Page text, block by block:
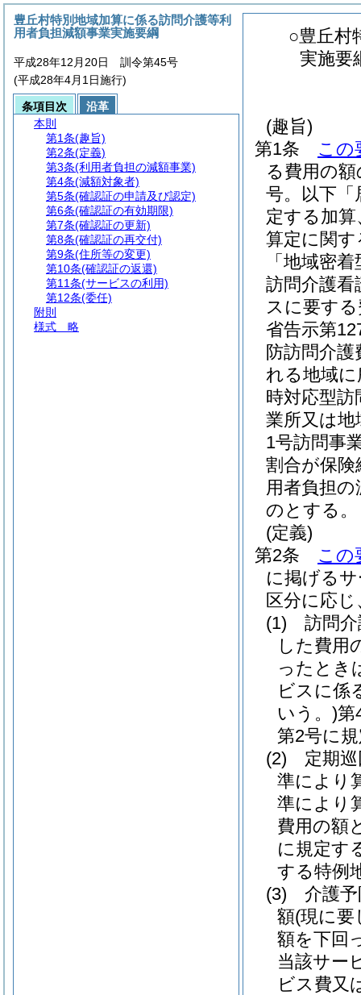
○豊丘村
実施要
(趣旨)
第1条
この
る費用の
号。以下「
定する加
算定に関す
「地域密
訪問介護看
スに要す
省告示第
防訪問介
れる地域に
時対応型
業所又は地
1号訪問事
割合が保
用者負担
のとする。
(定義)
第2条
この
に掲げる
区分に応
(1)
訪問
した費用
ったとき
ビスに係
いう。)第
第2号に
(2)
定期
準により
準により
費用の額
に規定す
する特例
(3)
介護
額(現に要
額を下回
当該サー
ビス費又
豊丘村特別地域加算に係る訪問介護等利
用者負担減額事業実施要綱
平成28年12月20日 訓令第45号
(平成28年4月1日施行)
条項目次
沿革
本則
第1条(趣旨)
第2条(定義)
第3条(利用者負担の減額事業)
第4条(減額対象者)
第5条(確認証の申請及び認定)
第6条(確認証の有効期限)
第7条(確認証の更新)
第8条(確認証の再交付)
第9条(住所等の変更)
第10条(確認証の返還)
第11条(サービスの利用)
第12条(委任)
附則
様式 略